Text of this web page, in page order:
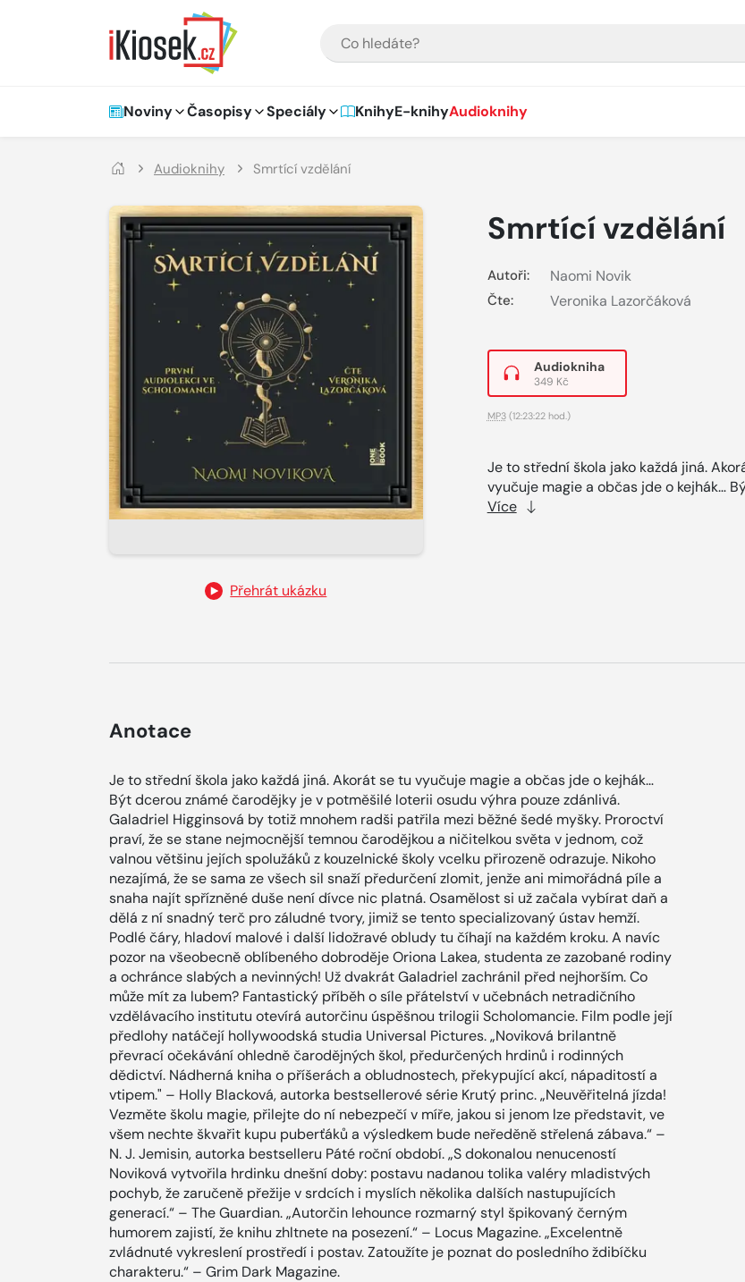
Hlavní navigace
Noviny Časopisy Speciály KnihyE-knihyAudioknihy
Audioknihy Smrtící vzdělání
Přehrát ukázku
Smrtící vzdělání
Autoři: Naomi Novik
Čte: Veronika Lazorčáková
Audiokniha
349 Kč
MP3(12:23:22 hod.)
Je to střední škola jako každá jiná.
vyučuje magie a občas jde o kejhák…
Více
Anotace
Je to střední škola jako každá jiná. Akorát se tu vyučuje magie a občas jde o kejhák…
Být dcerou známé čarodějky je v potměšilé loterii osudu výhra pouze zdánlivá.
Galadriel Higginsová by totiž mnohem radši patřila mezi běžné šedé myšky. Proroctví
praví, že se stane nejmocnější temnou čarodějkou a ničitelkou světa v jednom, což
valnou většinu jejích spolužáků z kouzelnické školy vcelku přirozeně odrazuje. Nikoho
nezajímá, že se sama ze všech sil snaží předurčení zlomit, jenže ani mimořádná píle a
snaha najít spřízněné duše není dívce nic platná. Osamělost si už začala vybírat daň a
dělá z ní snadný terč pro záludné tvory, jimiž se tento specializovaný ústav hemží.
Podlé čáry, hladoví malové i další lidožravé obludy tu číhají na každém kroku. A navíc
pozor na všeobecně oblíbeného dobroděje Oriona Lakea, studenta ze zazobané rodiny
a ochránce slabých a nevinných! Už dvakrát Galadriel zachránil před nejhorším. Co
může mít za lubem? Fantastický příběh o síle přátelství v učebnách netradičního
vzdělávacího institutu otevírá autorčinu úspěšnou trilogii Scholomancie. Film podle její
předlohy natáčejí hollywoodská studia Universal Pictures. „Noviková brilantně
převrací očekávání ohledně čarodějných škol, předurčených hrdinů i rodinných
dědictví. Nádherná kniha o příšerách a obludnostech, překypující akcí, nápaditostí a
vtipem." – Holly Blacková, autorka bestsellerové série Krutý princ. „Neuvěřitelná jízda!
Vezměte školu magie, přilejte do ní nebezpečí v míře, jakou si jenom lze představit, ve
všem nechte škvařit kupu puberťáků a výsledkem bude neředěně střelená zábava.“ –
N. J. Jemisin, autorka bestselleru Páté roční období. „S dokonalou nenuceností
Noviková vytvořila hrdinku dnešní doby: postavu nadanou tolika valéry mladistvých
pochyb, že zaručeně přežije v srdcích i myslích několika dalších nastupujících
generací.“ – The Guardian. „Autorčin lehounce rozmarný styl špikovaný černým
humorem zajistí, že knihu zhltnete na posezení.“ – Locus Magazine. „Excelentně
zvládnuté vykreslení prostředí i postav. Zatoužíte je poznat do posledního ždibíčku
charakteru.“ – Grim Dark Magazine.